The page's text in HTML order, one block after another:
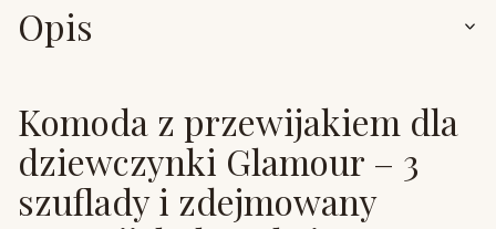
Opis
Komoda z przewijakiem dla
dziewczynki Glamour – 3
szuflady i zdejmowany